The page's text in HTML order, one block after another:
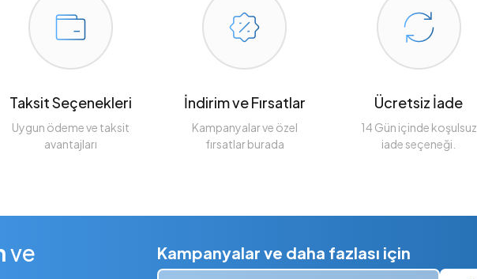
Taksit Seçenekleri
Uygun ödeme ve taksit
avantajları
İndirim ve Fırsatlar
Kampanyalar ve özel
fırsatlar burada
Ücretsiz İade
14 Gün içinde koşulsuz
iade seçeneği.
ve
Kampanyalar ve daha fazlası için